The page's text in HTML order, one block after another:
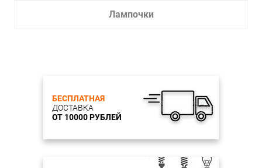
Лампочки
БЕСПЛАТНАЯ
ДОСТАВКА
ОТ 10000 РУБЛЕЙ